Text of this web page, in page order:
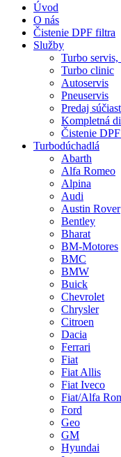
Úvod
O nás
Čistenie DPF filtra
Služby
Turbo servis,
Turbo clinic
Autoservis
Pneuservis
Predaj
Kompletná
Čistenie
Turbodúchadlá
Abarth
Alfa Romeo
Alpina
Audi
Austin Rover
Bentley
Bharat
BM-Motores
BMC
BMW
Buick
Chevrolet
Chrysler
Citroen
Dacia
Ferrari
Fiat
Fiat Allis
Fiat Iveco
Fiat/Alfa
Ford
Geo
GM
Hyundai